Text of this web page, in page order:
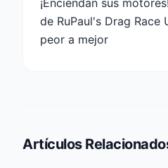
¡Enciendan sus
de RuPaul's Drag Race
peor a mejor
Artículos